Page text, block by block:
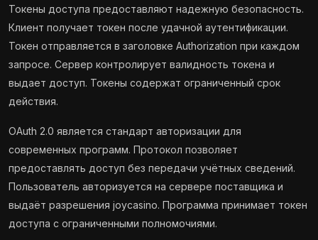
Токены доступа предоставляют надежную безопасность.
Клиент получает токен после удачной аутентификации.
Токен отправляется в заголовке Authorization при каждом
запросе. Сервер контролирует валидность токена и
выдает доступ. Токены содержат ограниченный срок
действия.
OAuth 2.0 является стандарт авторизации для
современных программ. Протокол позволяет
предоставлять доступ без передачи учётных сведений.
Пользователь авторизуется на сервере поставщика и
выдаёт разрешения joycasino. Программа принимает токен
доступа с ограниченными полномочиями.